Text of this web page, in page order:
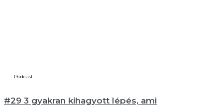
Podcast
#29 3 gyakran kihagyott lépés, ami